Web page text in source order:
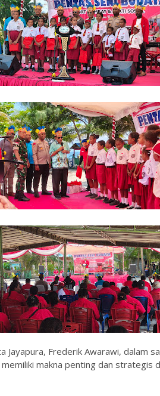
Frederik Awarawi, dalam
makna penting dan strategis